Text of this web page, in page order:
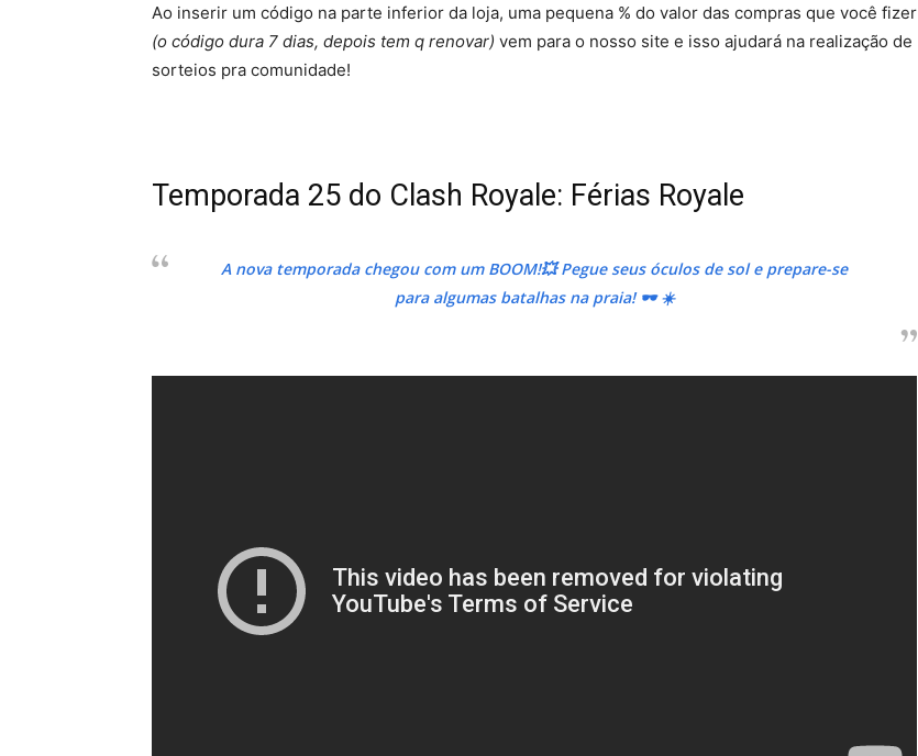
Ao inserir um código na parte inferior da loja, uma pequena % do valor das compras que você fizer
(o código dura 7 dias, depois tem q renovar) vem para o nosso site e isso ajudará na realização de
sorteios pra comunidade!
Temporada 25 do Clash Royale: Férias Royale
A nova temporada chegou com um BOOM!💥 Pegue seus óculos de sol e prepare-se
para algumas batalhas na praia! 🕶️ ☀️